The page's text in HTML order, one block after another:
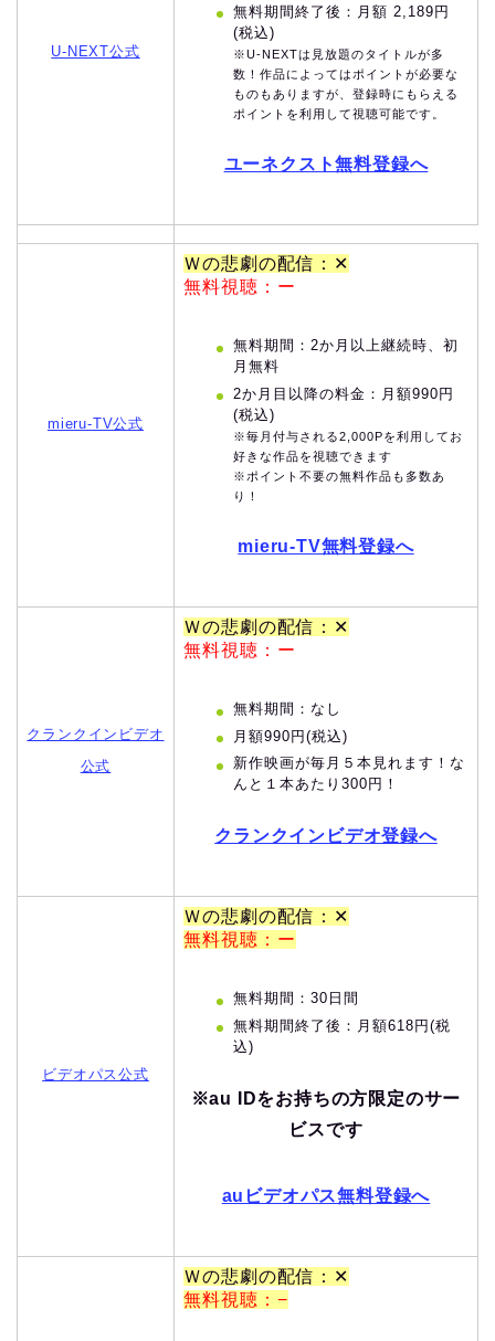
U-NEXT公式
無料期間終了後：月額 2,189円
(税込)
※U-NEXTは見放題のタイトルが多
数！作品によってはポイントが必要な
ものもありますが、登録時にもらえる
ポイントを利用して視聴可能です。
ユーネクスト無料登録へ
mieru-TV公式
Ｗの悲劇の配信：✕
無料視聴：ー
無料期間：2か月以上継続時、初
月無料
2か月目以降の料金：月額990円
(税込)
※毎月付与される2,000Pを利用してお
好きな作品を視聴できます
※ポイント不要の無料作品も多数あ
り！
mieru-TV無料登録へ
クランクインビデオ
公式
Ｗの悲劇の配信：✕
無料視聴：ー
無料期間：なし
月額990円(税込)
新作映画が毎月５本見れます！な
んと１本あたり300円！
クランクインビデオ登録へ
ビデオパス公式
Ｗの悲劇の配信：✕
無料視聴：ー
無料期間：30日間
無料期間終了後：月額618円(税
込)
※au IDをお持ちの方限定のサー
ビスです
auビデオパス無料登録へ
Ｗの悲劇の配信：✕
無料視聴：−